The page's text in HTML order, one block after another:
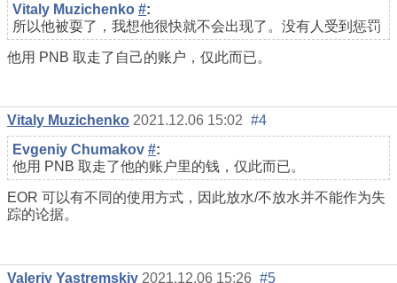
Vitaly Muzichenko #:
所以他被耍了，我想他很快就不会出现了。没有人受到惩罚
他用 PNB 取走了自己的账户，仅此而已。
Vitaly Muzichenko 2021.12.06 15:02 #4
Evgeniy Chumakov #:
他用 PNB 取走了他的账户里的钱，仅此而已。
EOR 可以有不同的使用方式，因此放水/不放水并不能作为失
踪的论据。
Valeriy Yastremskiy 2021.12.06 15:26 #5